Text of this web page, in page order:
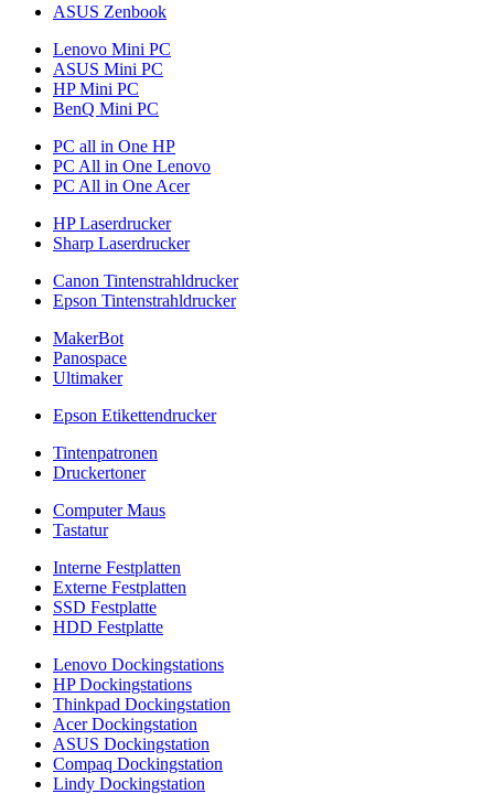
ASUS Zenbook
Lenovo Mini PC
ASUS Mini PC
HP Mini PC
BenQ Mini PC
PC all in One HP
PC All in One Lenovo
PC All in One Acer
HP Laserdrucker
Sharp Laserdrucker
Canon Tintenstrahldrucker
Epson Tintenstrahldrucker
MakerBot
Panospace
Ultimaker
Epson Etikettendrucker
Tintenpatronen
Druckertoner
Computer Maus
Tastatur
Interne Festplatten
Externe Festplatten
SSD Festplatte
HDD Festplatte
Lenovo Dockingstations
HP Dockingstations
Thinkpad Dockingstation
Acer Dockingstation
ASUS Dockingstation
Compaq Dockingstation
Lindy Dockingstation